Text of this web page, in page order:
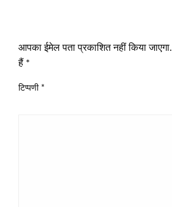
आपका ईमेल पता प्रकाशित नहीं किया जाएगा.
हैं *
टिप्पणी *